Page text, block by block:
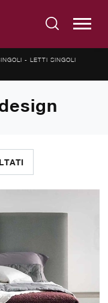
- LETTI SINGOLI